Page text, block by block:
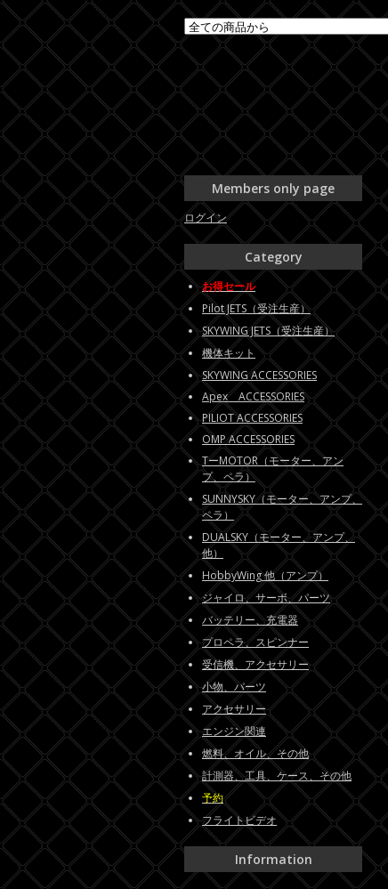
Members only page
ログイン
Category
お得セール
Pilot JETS（受注生産）
SKYWING JETS（受注生産）
機体キット
SKYWING ACCESSORIES
Apex ACCESSORIES
PILIOT ACCESSORIES
OMP ACCESSORIES
TーMOTOR（モーター、アン
プ、ペラ）
SUNNYSKY（モーター、アンプ、
ペラ）
DUALSKY（モーター、アンプ、
他）
HobbyWing 他（アンプ）
ジャイロ、サーボ、パーツ
バッテリー、充電器
プロペラ、スピンナー
受信機、アクセサリー
小物、パーツ
アクセサリー
エンジン関連
燃料、オイル、その他
計測器、工具、ケース、その他
予約
フライトビデオ
Information